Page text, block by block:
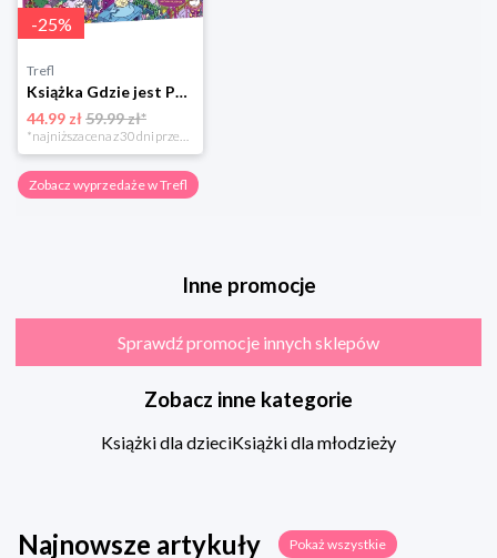
-25%
Trefl
Książka Gdzie jest Pan Wonka?
44.99 zł59.99 zł*
*najniższa cena z 30 dni przed obniżką
Zobacz wyprzedaże w Trefl
Inne promocje
Sprawdź promocje innych sklepów
Zobacz inne kategorie
Książki dla dzieciKsiążki dla młodzieży
Najnowsze artykuły Pokaż wszystkie